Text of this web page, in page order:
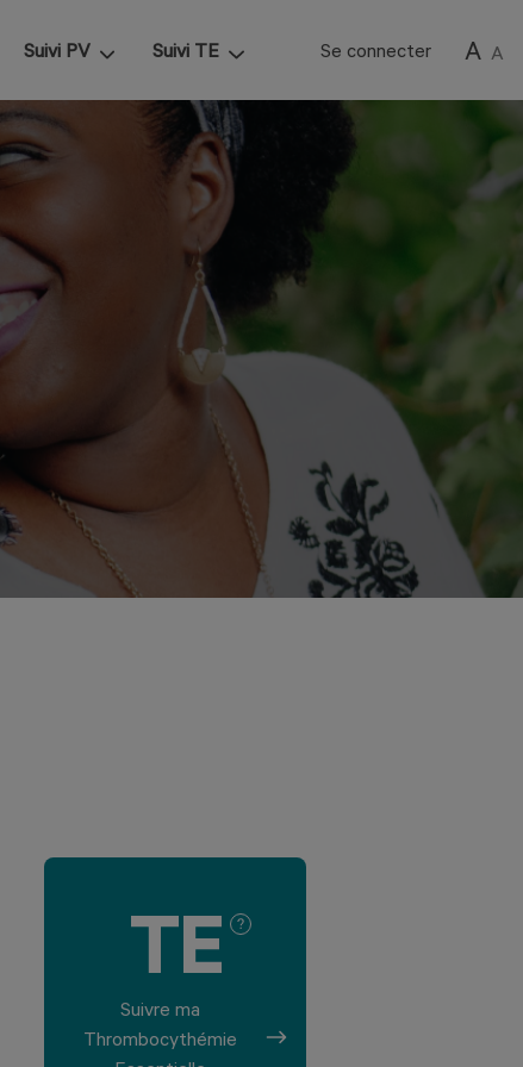
Se connecter
Suivi TE
Suivi PV A A
TE
Suivre ma
Thrombocythémie